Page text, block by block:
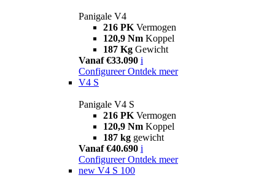
Panigale V4
216 PK Vermogen
120,9 Nm Koppel
187 Kg Gewicht
Vanaf €33.090 i
Configureer Ontdek meer
V4 S
Panigale V4 S
216 PK Vermogen
120,9 Nm Koppel
187 kg gewicht
Vanaf €40.690 i
Configureer Ontdek meer
new V4 S 100